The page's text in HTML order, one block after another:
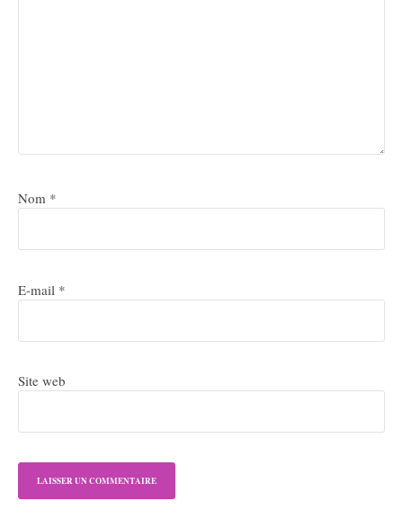
Nom *
E-mail *
Site web